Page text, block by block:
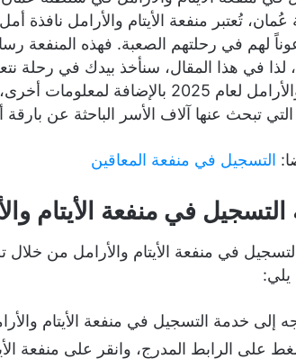
تُعتبر منفعة الأيتام والأرامل نافذة
لهم في رحلتهم الصعبة. فهذه المنفعة
لذا في هذا المقال، سنأخذ بيدك في رحلة
الأيتام والأرامل لعام 2025
التي تبحث عنها آلاف الأسر الباحثة عن
التسجيل في منفعة المعاقين
التسجيل في منفعة الأيتام
في منفعة الأيتام والأرامل من خلال
إلى خدمة التسجيل في منفعة الأيتام
على الرابط المدرج، وانقر على منفعة